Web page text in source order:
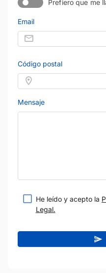
Prefiero que me
Email
Código postal
Mensaje
He leído y acepto la
Legal.